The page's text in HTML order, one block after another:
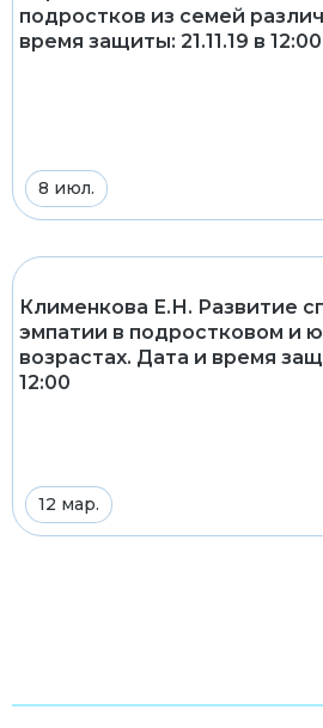
подростков из семей
время защиты: 21.11.19 в 12:00
8 июл.
Клименкова Е.Н. Развитие
эмпатии в подростковом и
возрастах. Дата и время
12:00
12 мар.